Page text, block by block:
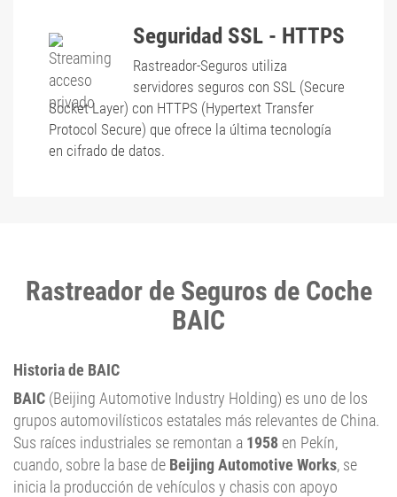
Seguridad SSL - HTTPS
Rastreador-Seguros utiliza
servidores seguros con SSL (Secure
Socket Layer) con HTTPS (Hypertext Transfer
Protocol Secure) que ofrece la última tecnología
en cifrado de datos.
Rastreador de Seguros de Coche
BAIC
Historia de BAIC
BAIC (Beijing Automotive Industry Holding) es uno de los
grupos automovilísticos estatales más relevantes de China.
Sus raíces industriales se remontan a 1958 en Pekín,
cuando, sobre la base de Beijing Automotive Works, se
inicia la producción de vehículos y chasis con apoyo